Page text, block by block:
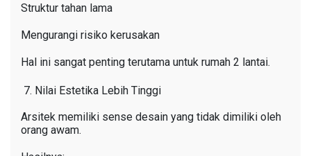
Struktur tahan lama
Mengurangi risiko kerusakan
Hal ini sangat penting terutama untuk rumah 2 lantai.
Nilai Estetika Lebih Tinggi
Arsitek memiliki sense desain yang tidak dimiliki oleh
orang awam.